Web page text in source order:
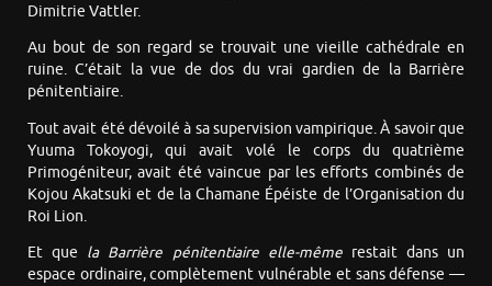
Dimitrie Vattler.
Au bout de son regard se trouvait une vieille cathédrale en
ruine. C’était la vue de dos du vrai gardien de la Barrière
pénitentiaire.
Tout avait été dévoilé à sa supervision vampirique. À savoir que
Yuuma Tokoyogi, qui avait volé le corps du quatrième
Primogéniteur, avait été vaincue par les efforts combinés de
Kojou Akatsuki et de la Chamane Épéiste de l’Organisation du
Roi Lion.
Et que la Barrière pénitentiaire elle-mêmerestait dans un
espace ordinaire, complètement vulnérable et sans défense —